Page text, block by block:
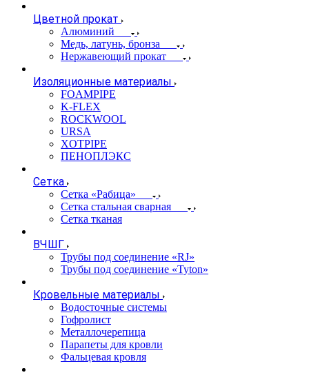
Цветной прокат
Алюминий
Медь, латунь, бронза
Нержавеющий прокат
Изоляционные материалы
FOAMPIPE
K-FLEX
ROCKWOOL
URSA
XOTPIPE
ПЕНОПЛЭКС
Сетка
Сетка «Рабица»
Сетка стальная сварная
Сетка тканая
ВЧШГ
Трубы под соединение «RJ»
Трубы под соединение «Tyton»
Кровельные материалы
Водосточные системы
Гофролист
Металлочерепица
Парапеты для кровли
Фальцевая кровля